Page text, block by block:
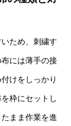
ため、刺繍す
には薄手の接
けをしっかり
枠にセットし
まま作業を進